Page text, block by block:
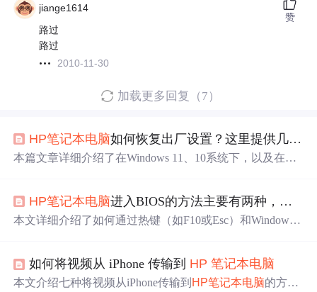
jiange1614
路过
路过
2010-11-30
赞
加载更多回复（7）
HP笔记本电脑如何恢复出厂设置？这里提供几种方法
本篇文章详细介绍了在Windows 11、10系统下，以及在无
及利用HPRecovery Manager等工具进行恢复。每个步骤都
提供了清晰的操作指南。
HP笔记本电脑进入BIOS的方法主要有两种，它们使用场合不同
本文详细介绍了如何通过热键（如F10或Esc）和Windows
如何将视频从 iPhone 传输到 HP 笔记本电脑
本文介绍七种将视频从iPhone传输到 HP笔记本电脑的方